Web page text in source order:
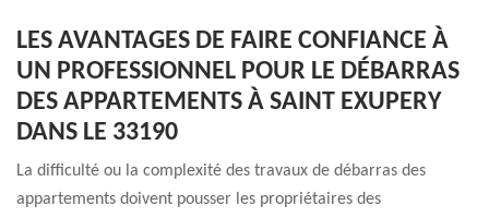
LES AVANTAGES DE FAIRE CONFIANCE À
UN PROFESSIONNEL POUR LE DÉBARRAS
DES APPARTEMENTS À SAINT EXUPERY
DANS LE 33190
La difficulté ou la complexité des travaux de débarras des
appartements doivent pousser les propriétaires des